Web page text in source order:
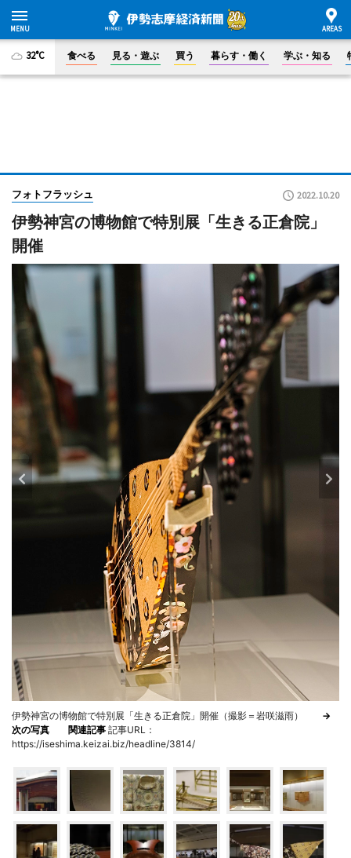
32°C 食べる 見る・遊ぶ 買う 暮らす・働く 学ぶ・知る
フォトフラッシュ 2022.10.20
伊勢神宮の博物館で特別展「生きる正倉院」
開催
伊勢神宮の博物館で特別展「生きる正倉院」開催（撮影＝岩咲滋雨） →
次の写真
関連記事 記事URL：
https://iseshima.keizai.biz/headline/3814/